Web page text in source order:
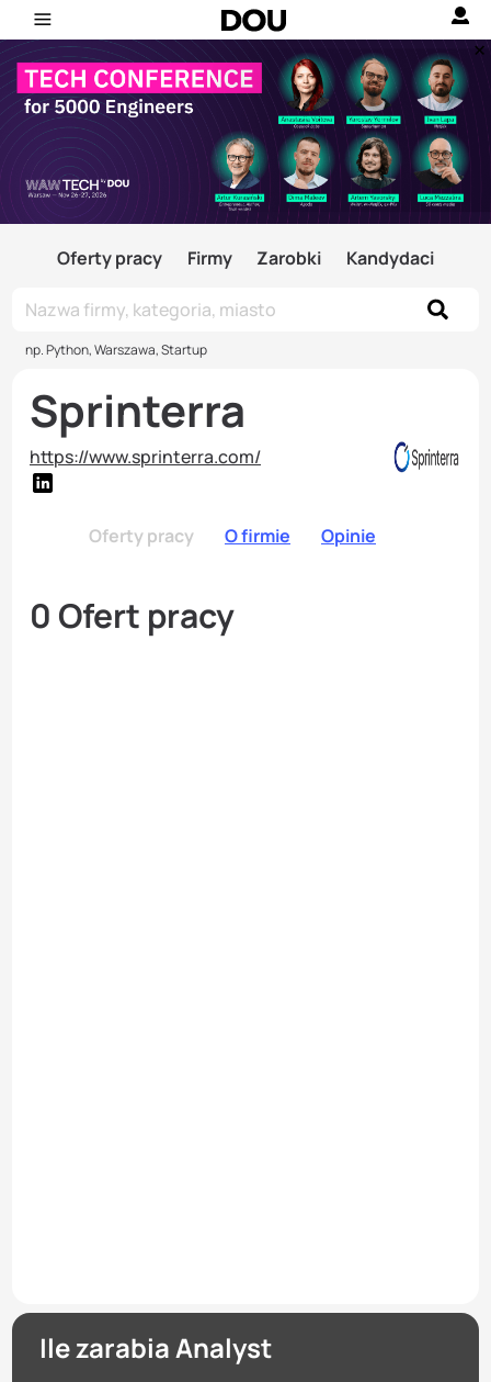
Oferty pracy Firmy Zarobki Kandydaci
np. Python, Warszawa, Startup
Sprinterra
https://www.sprinterra.com/
Oferty pracy O firmie Opinie
0 Ofert pracy
Ile zarabia Analyst